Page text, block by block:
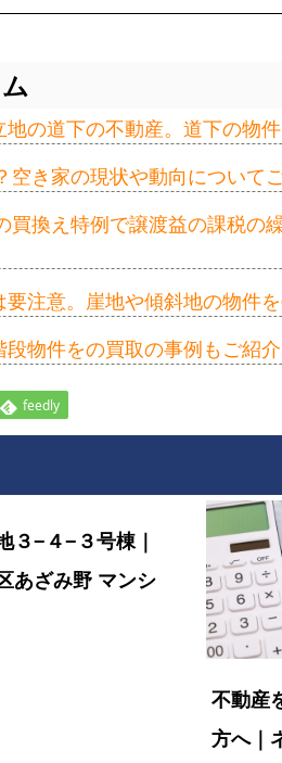
地の道下の不動産。道下の物
空き家の現状や動向について
買換え特例で譲渡益の課税
注意。崖地や傾斜地の物件
物件をの買取の事例もご紹介
feedly
３−４−３号棟｜
あざみ野 マンシ
不動産
方へ｜